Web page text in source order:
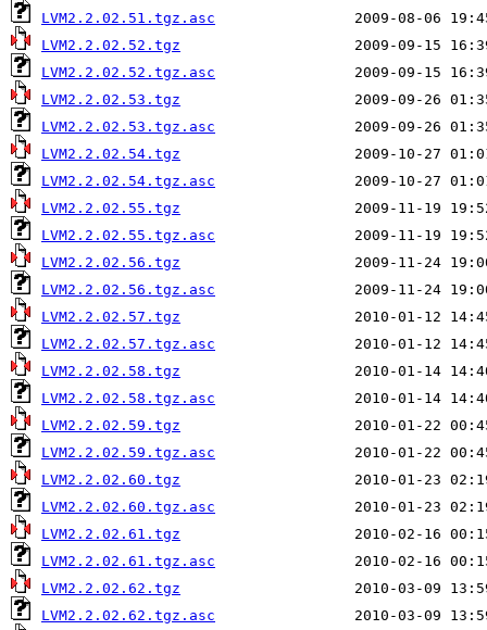
LVM2.2.02.51.tgz.asc
LVM2.2.02.52.tgz
LVM2.2.02.52.tgz.asc
LVM2.2.02.53.tgz
LVM2.2.02.53.tgz.asc
LVM2.2.02.54.tgz
LVM2.2.02.54.tgz.asc
LVM2.2.02.55.tgz
LVM2.2.02.55.tgz.asc
LVM2.2.02.56.tgz
LVM2.2.02.56.tgz.asc
LVM2.2.02.57.tgz
LVM2.2.02.57.tgz.asc
LVM2.2.02.58.tgz
LVM2.2.02.58.tgz.asc
LVM2.2.02.59.tgz
LVM2.2.02.59.tgz.asc
LVM2.2.02.60.tgz
LVM2.2.02.60.tgz.asc
LVM2.2.02.61.tgz
LVM2.2.02.61.tgz.asc
LVM2.2.02.62.tgz
LVM2.2.02.62.tgz.asc